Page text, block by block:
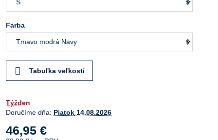
Farba
Tabuľka veľkostí
Týžden
Doručíme dňa: Piatok 14.08.2026
46,95 €